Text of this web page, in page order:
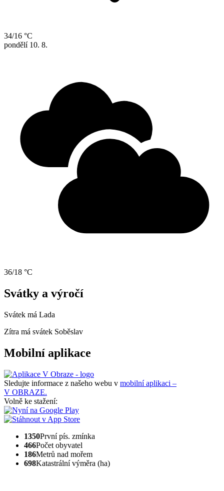
34/16 °C
pondělí 10. 8.
36/18 °C
Svátky a výročí
Svátek má Lada
Zítra má svátek Soběslav
Mobilní aplikace
Sledujte informace z našeho webu v mobilní aplikaci –
V OBRAZE.
Volně ke stažení:
1350První pís. zmínka
466Počet obyvatel
186Metrů nad mořem
698Katastrální výměra (ha)